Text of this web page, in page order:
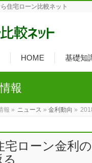
住宅ローン比較ネット
HOME 基礎知
報
報 » ニュース » 金利動向 »
宅ローン金利